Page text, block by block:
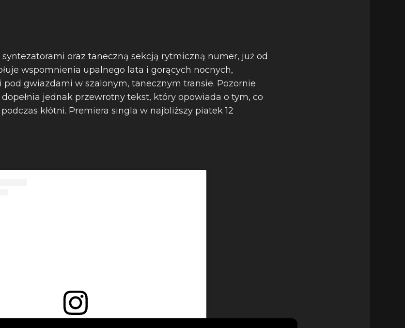
syntezatorami oraz taneczną sekcją rytmiczną numer, już od
wspomnienia upalnego lata i gorących nocnych,
pod gwiazdami w szalonym, tanecznym transie. Pozornie
jednak przewrotny tekst, który opowiada o tym, co
kłótni. Premiera singla w najbliższy piatek 12